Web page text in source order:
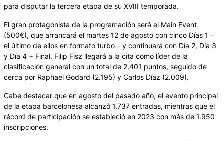
para disputar la tercera etapa de su XVIII temporada.
El gran protagonista de la programación será el Main Event
(500€), que arrancará el martes 12 de agosto con cinco Días 1 –
el último de ellos en formato turbo – y continuará con Día 2, Día 3
y Día 4 + Final. Filip Fisz llegará a la cita como líder de la
clasificación general con un total de 2.401 puntos, seguido de
cerca por Raphael Godard (2.195) y Carlos Díaz (2.009).
Cabe destacar que en agosto del pasado año, el evento principal
de la etapa barcelonesa alcanzó 1.737 entradas, mientras que el
récord de participación se estableció en 2023 con más de 1.950
inscripciones.